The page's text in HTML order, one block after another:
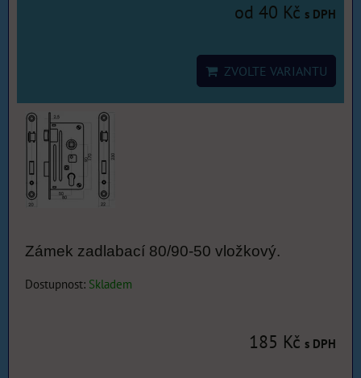
od 40 Kč s DPH
ZVOLTE VARIANTU
Zámek zadlabací 80/90-50 vložkový.
Dostupnost: Skladem
185 Kč s DPH